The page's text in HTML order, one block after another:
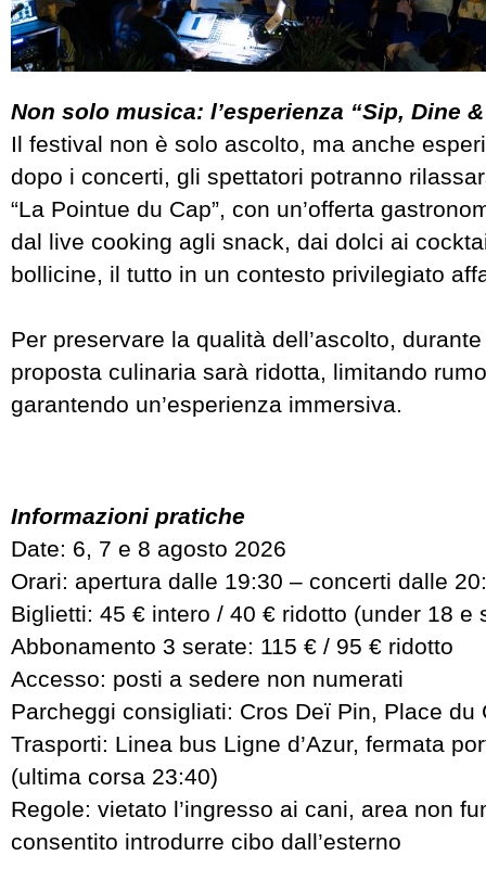
Non solo musica: l’esperienza “Sip, Dine
Il festival non è solo ascolto, ma anche
dopo i concerti, gli spettatori potranno
“La Pointue du Cap”, con un’offerta
dal live cooking agli snack, dai dolci ai
bollicine, il tutto in un contesto privilegiato
Per preservare la qualità dell’ascolto,
proposta culinaria sarà ridotta, limitando
garantendo un’esperienza immersiva.
Informazioni pratiche
Date: 6, 7 e 8 agosto 2026
Orari: apertura dalle 19:30 – concerti dalle
Biglietti: 45 € intero / 40 € ridotto (under 18 e
Abbonamento 3 serate: 115 € / 95 € ridotto
Accesso: posti a sedere non numerati
Parcheggi consigliati: Cros Deï Pin, Place du
Trasporti: Linea bus Ligne d’Azur, fermata
(ultima corsa 23:40)
Regole: vietato l’ingresso ai cani, area non
consentito introdurre cibo dall’esterno